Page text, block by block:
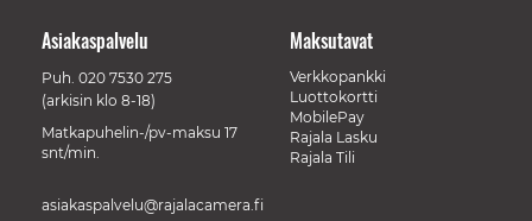
Maksutavat
Verkkopankki
Luottokortti
MobilePay
Rajala Lasku
Rajala Tili
Asiakaspalvelu
Puh. 020 7530 275
(arkisin klo 8-18)
Matkapuhelin-/pv-maksu 17
snt/min.
asiakaspalvelu@rajalacamera.fi